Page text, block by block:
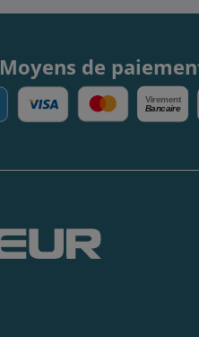
Moyens de
Virement
Bancaire